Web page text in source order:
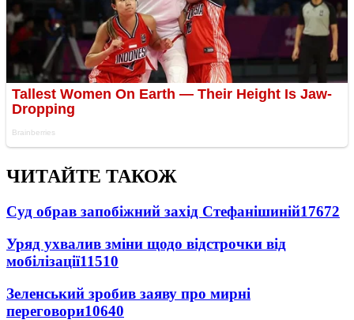
ЧИТАЙТЕ ТАКОЖ
Суд обрав запобіжний захід Стефанішиній17672
Уряд ухвалив зміни щодо відстрочки від
мобілізації11510
Зеленський зробив заяву про мирні
переговори10640